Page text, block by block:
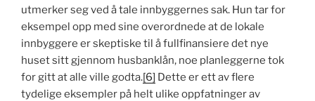
utmerker seg ved å tale innbyggernes sak. Hun tar for
eksempel opp med sine overordnede at de lokale
innbyggere er skeptiske til å fullfinansiere det nye
huset sitt gjennom husbanklån, noe planleggerne tok
for gitt at alle ville godta.[6] Dette er ett av flere
tydelige eksempler på helt ulike oppfatninger av